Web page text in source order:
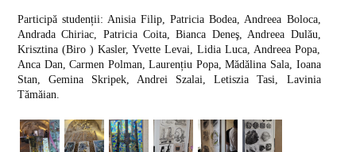
Participă studenții: Anisia Filip, Patricia Bodea, Andreea Boloca,
Andrada Chiriac, Patricia Coita, Bianca Deneş, Andreea Dulău,
Krisztina (Biro ) Kasler, Yvette Levai, Lidia Luca, Andreea Popa,
Anca Dan, Carmen Polman, Laurențiu Popa, Mădălina Sala, Ioana
Stan, Gemina Skripek, Andrei Szalai, Letiszia Tasi, Lavinia
Tămăian.